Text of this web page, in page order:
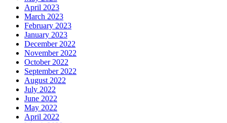
April 2023
March 2023
February 2023
January 2023
December 2022
November 2022
October 2022
September 2022
August 2022
July 2022
June 2022
May 2022
April 2022